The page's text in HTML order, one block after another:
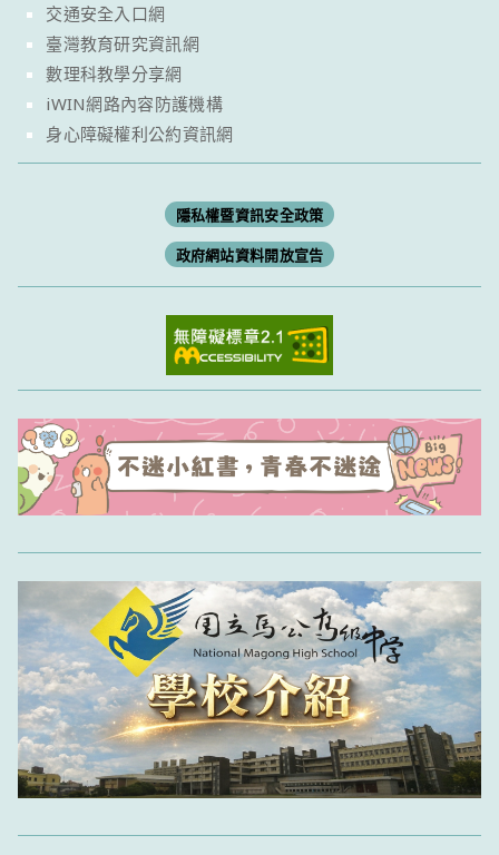
交通安全入口網
臺灣教育研究資訊網
數理科教學分享網
iWIN網路內容防護機構
身心障礙權利公約資訊網
隱私權暨資訊安全政策
政府網站資料開放宣告